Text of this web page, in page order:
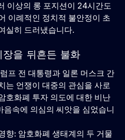
이상의 롱 포지션이 24시간도
이례적인 정치적 불안정이 초
실히 드러냈습니다.
을 뒤흔든 불화
프 전 대통령과 일론 머스크 간
는 언쟁이 대중의 관심을 사로
호화폐 투자 의도에 대한 비난
음속에 의심의 씨앗을 심었습니
향: 암호화폐 생태계의 두 거물